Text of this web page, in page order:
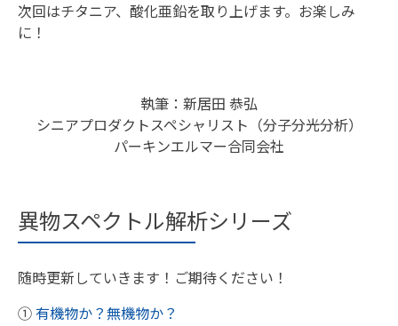
次回はチタニア、酸化亜鉛を取り上げます。お楽しみ
に！
執筆：新居田 恭弘
シニアプロダクトスペシャリスト（分子分光分析）
パーキンエルマー合同会社
異物スペクトル解析シリーズ
随時更新していきます！ご期待ください！
① 有機物か？無機物か？